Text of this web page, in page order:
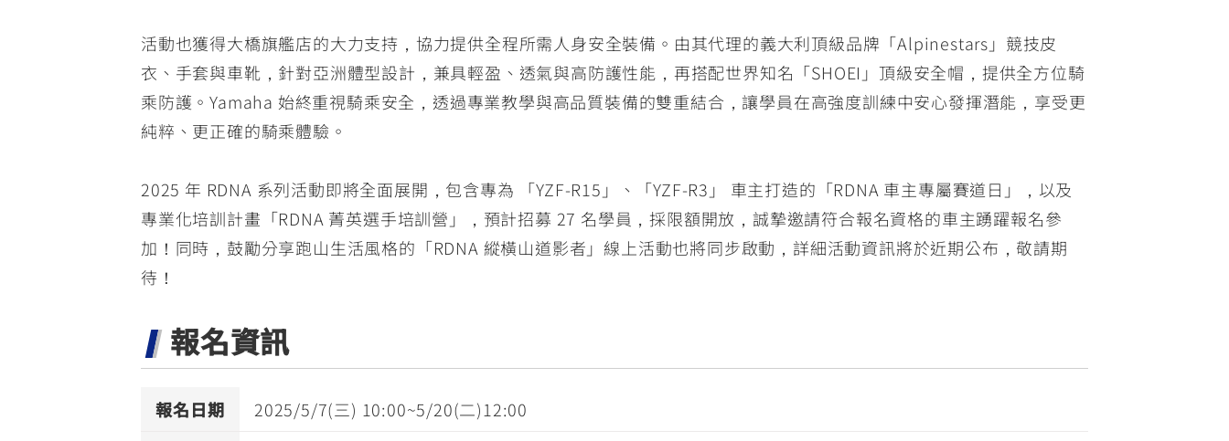
活動也獲得大橋旗艦店的大力支持，協力提供全程所需人身安全裝備。由其代理的義大利頂級品牌「Alpinestars」競技皮
衣、手套與車靴，針對亞洲體型設計，兼具輕盈、透氣與高防護性能，再搭配世界知名「SHOEI」頂級安全帽，提供全方位騎
乘防護。Yamaha 始終重視騎乘安全，透過專業教學與高品質裝備的雙重結合，讓學員在高強度訓練中安心發揮潛能，享受更
純粹、更正確的騎乘體驗。
2025 年 RDNA 系列活動即將全面展開，包含專為 「YZF-R15」、「YZF-R3」 車主打造的「RDNA 車主專屬賽道日」，以及
專業化培訓計畫「RDNA 菁英選手培訓營」，預計招募 27 名學員，採限額開放，誠摯邀請符合報名資格的車主踴躍報名參
加！同時，鼓勵分享跑山生活風格的「RDNA 縱橫山道影者」線上活動也將同步啟動，詳細活動資訊將於近期公布，敬請期
待！
報名資訊
報名日期
2025/5/7(三) 10:00~5/20(二)12:00